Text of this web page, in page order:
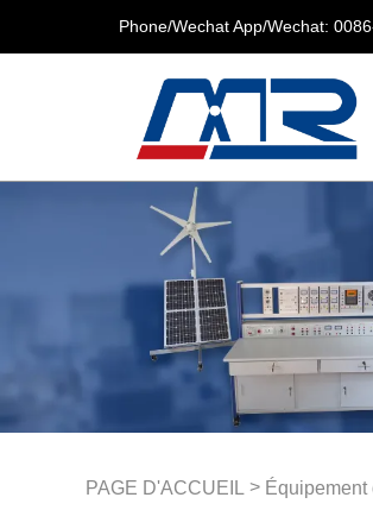
Phone/Wechat App/Wechat:
PAGE D'ACCUEIL >